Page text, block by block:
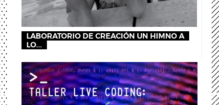
LABORATORIO DE CREACIÓN UN HIMNO A
LO...